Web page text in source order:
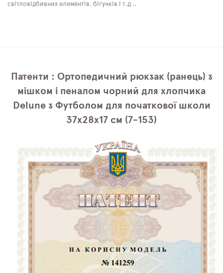
світловідбивних елементів, бігунків і т.д ..
Патенти : Ортопедичний рюкзак (ранець) з
мішком і пеналом чорний для хлопчика
Delune з Футболом для початкової школи
37х28х17 см (7-153)